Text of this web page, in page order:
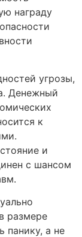
награду
угрозы,
Денежный
к
и
с шансом
размере
панику, а не